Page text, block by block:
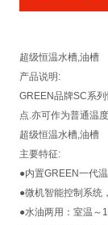
超级恒温水槽,油槽
产品说明:
GREEN品牌SC系
点.亦可作为普通温
超级恒温水槽,油槽
主要特征:
●内置GREEN一代
●微机智能控制系统
●水油两用：室温